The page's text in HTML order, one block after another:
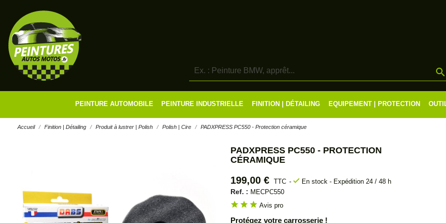

PEINTURE AUTOMOBILE PEINTURE INDUSTRIELLE FINITION | DÉTAILING EQUIPEMENT | PROTECTION
Accueil Finition | Détailing Produit à lustrer | Polish Polish | Cire PADXPRESS PC550 - Protection céramique
PADXPRESS PC550 - PROTECTION
CÉRAMIQUE
199,00 € TTC check En stock - Expédition 24 / 48 h
Ref. : MECPC550
star star star Avis pro
Protégez votre carrosserie !